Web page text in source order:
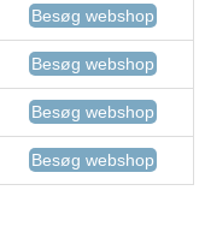
Besøg webshop
Besøg webshop
Besøg webshop
Besøg webshop